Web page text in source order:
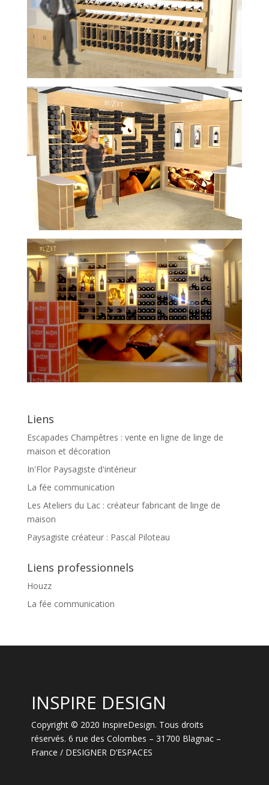
Liens
Escapades Champêtres : vente en ligne de linge de
maison et décoration
In'Flor Paysagiste d'intérieur
La fée communication
Les Ateliers du Lac : créateur fabricant de linge de
maison
Paysagiste créateur : Pascal Piloteau
Liens professionnels
Houzz
La fée communication
INSPIRE DESIGN
Copyright © 2020 InspireDesign. Tous droits
réservés. 6 rue des Colombes – 31700 Blagnac –
France / DESIGNER D’ESPACES